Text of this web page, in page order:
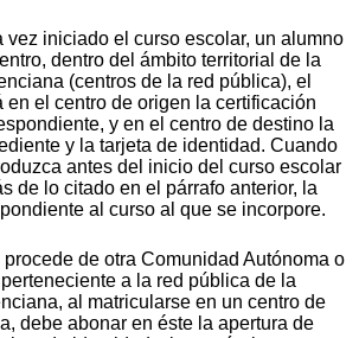
vez iniciado el curso escolar, un alumno
dentro del ámbito territorial de la
(centros de la red pública), el
en el centro de origen la certificación
y en el centro de destino la
y la tarjeta de identidad. Cuando
antes del inicio del curso escolar
de lo citado en el párrafo anterior, la
al curso al que se incorpore.
de otra Comunidad Autónoma o
a la red pública de la
al matricularse en un centro de
debe abonar en éste la apertura de